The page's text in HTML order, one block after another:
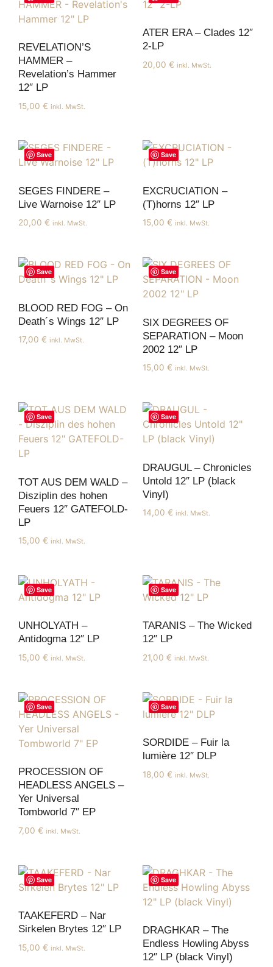
REVELATION’S
HAMMER –
Revelation’s Hammer
12″ LP
15,00 € inkl. MwSt.
ATER ERA – Clades 12″
2-LP
20,00 € inkl. MwSt.
Save
SEGES FINDERE –
Live Warnoise 12″ LP
20,00 € inkl. MwSt.
Save
EXCRUCIATION –
(T)horns 12″ LP
15,00 € inkl. MwSt.
Save
BLOOD RED FOG – On
Death´s Wings 12″ LP
17,00 € inkl. MwSt.
Save
SIX DEGREES OF
SEPARATION – Moon
2002 12″ LP
15,00 € inkl. MwSt.
Save
TOT AUS DEM WALD –
Disziplin des hohen
Feuers 12″ GATEFOLD-
LP
15,00 € inkl. MwSt.
Save
DRAUGUL – Chronicles
Untold 12″ LP (black
Vinyl)
14,00 € inkl. MwSt.
Save
UNHOLYATH –
Antidogma 12″ LP
15,00 € inkl. MwSt.
Save
TARANIS – The Wicked
12″ LP
21,00 € inkl. MwSt.
Save
PROCESSION OF
HEADLESS ANGELS –
Yer Universal
Tombworld 7″ EP
7,00 € inkl. MwSt.
Save
SORDIDE – Fuir la
lumière 12″ DLP
18,00 € inkl. MwSt.
Save
TAAKEFERD – Nar
Sirkelen Brytes 12″ LP
15,00 € inkl. MwSt.
Save
DRAGHKAR – The
Endless Howling Abyss
12″ LP (black Vinyl)